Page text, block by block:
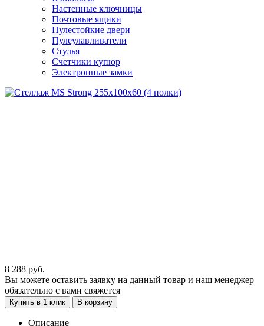
Настенные ключницы
Почтовые ящики
Пулестойкие двери
Пулеулавливатели
Стулья
Счетчики купюр
Электронные замки
8 288 руб.
Вы можете оставить заявку на данный товар и наш менеджер
обязательно с вами свяжется
Купить в 1 клик В корзину
Описание